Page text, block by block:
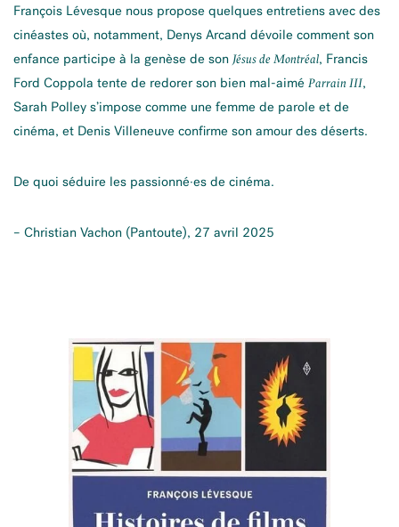
François Lévesque nous propose quelques entretiens avec des
cinéastes où, notamment, Denys Arcand dévoile comment son
enfance participe à la genèse de son Jésus de Montréal, Francis
Ford Coppola tente de redorer son bien mal-aimé Parrain III,
Sarah Polley s’impose comme une femme de parole et de
cinéma, et Denis Villeneuve confirme son amour des déserts.
De quoi séduire les passionné·es de cinéma.
– Christian Vachon (Pantoute), 27 avril 2025